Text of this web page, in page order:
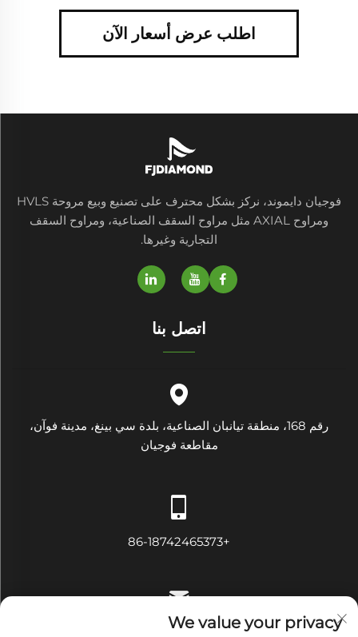
اطلب عرض أسعار الآن
فوجيان دايموند، نركز بشكل محترف على تصنيع وبيع مروحة HVLS
ومراوح AXIAL مثل مراوح السقف الصناعية، ومراوح السقف
التجارية وغيرها.
اتصل بنا
رقم 168، منطقة تيانبان الصناعية، بلدة سي بينغ، مدينة فوآن،
مقاطعة فوجيان
+86-18742465373
[email protected]
We value your privacy